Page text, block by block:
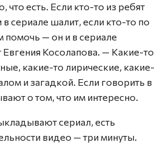
что есть. Если кто-то из ребят
сериале шалит, если кто-то по
помочь — он и в сериале
Евгения Косолапова. — Какие-то
какие-то лирические, какие-
и загадкой. Если говорить в
о том, что им интересно.
сериал, есть
видео — три минуты.